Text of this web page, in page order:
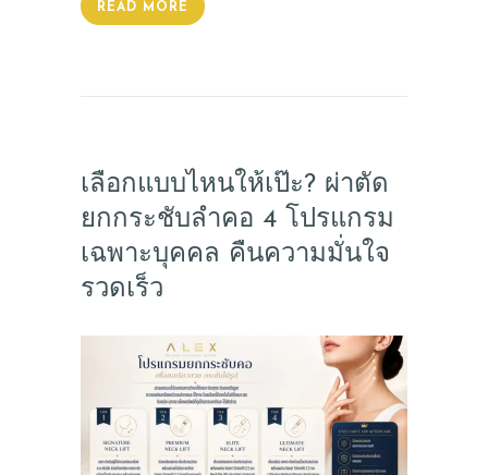
READ MORE
เลือกแบบไหนให้เป๊ะ? ผ่าตัด
ยกกระชับลำคอ 4 โปรแกรม
เฉพาะบุคคล คืนความมั่นใจ
รวดเร็ว